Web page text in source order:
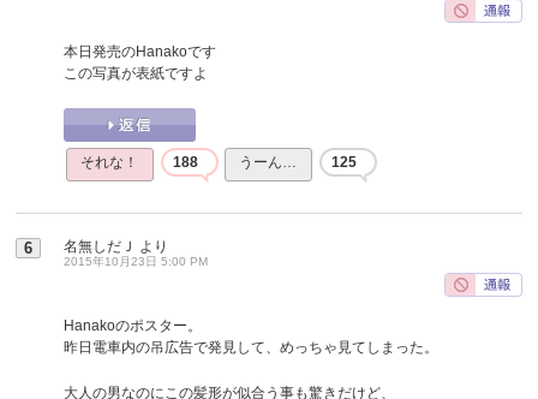
本日発売のHanakoです
この写真が表紙ですよ
それな！ 188 うーん… 125
6 名無しだＪ より
2015年10月23日 5:00 PM
Hanakoのポスター。
昨日電車内の吊広告で発見して、めっちゃ見てしまった。
大人の男なのにこの髪形が似合う事も驚きだけど、